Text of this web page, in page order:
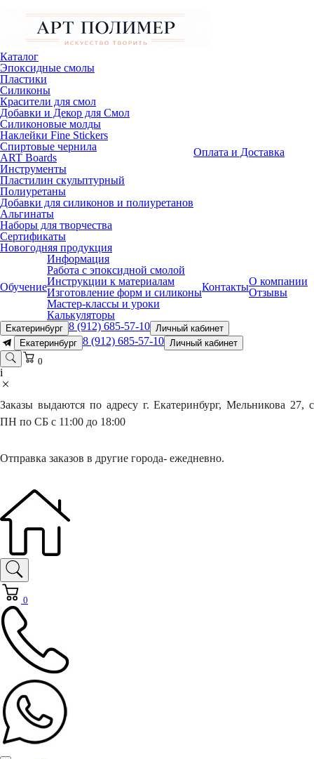
Каталог
Эпоксидные смолы
Пластики
Силиконы
Красители для смол
Добавки и Декор для Смол
Силиконовые молды
Наклейки Fine Stickers
Спиртовые чернила
ART Boards
Инструменты
Пластилин скульптурный
Полиуретаны
Добавки для силиконов и полиуретанов
Альгинаты
Наборы для творчества
Сертификаты
Новогодняя продукция
Оплата и Доставка
Обучение
Информация
Работа с эпоксидной смолой
Инструкции к материалам
Изготовление форм и силиконы
Мастер-классы и уроки
Калькуляторы
КонтактыО компании
Отзывы
Екатеринбург 8 (912) 685-57-10 Личный кабинет
Екатеринбург 8 (912) 685-57-10 Личный кабинет
0
i
Заказы выдаются по адресу г. Екатеринбург, Мельникова 27, с
ПН по СБ с 11:00 до 18:00
Отправка заказов в другие города- ежедневно.
0